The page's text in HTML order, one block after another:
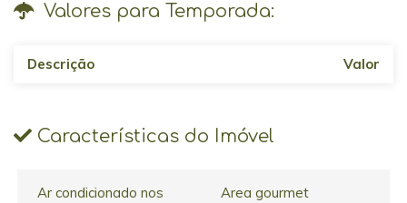
Valores para Temporada:
Descrição Valor
Características do Imóvel
Ar condicionado nos
Area gourmet